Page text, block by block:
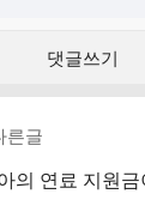
댓글쓰기
른글